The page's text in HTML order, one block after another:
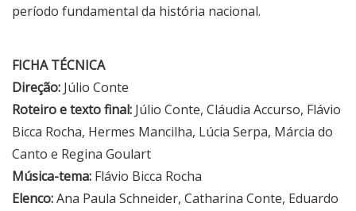
período fundamental da história nacional.
FICHA TÉCNICA
Direção: Júlio Conte
Roteiro e texto final: Júlio Conte, Cláudia Accurso, Flávio
Bicca Rocha, Hermes Mancilha, Lúcia Serpa, Márcia do
Canto e Regina Goulart
Música-tema: Flávio Bicca Rocha
Elenco:Ana Paula Schneider, Catharina Conte, Eduardo